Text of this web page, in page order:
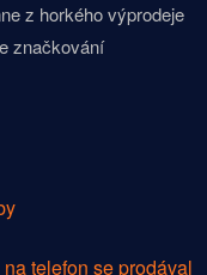
z horkého výprodeje
značkování
telefon se prodával